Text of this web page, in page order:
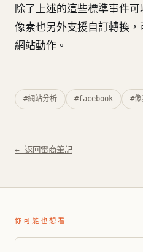
除了上述的這些標準事件
像素也另外支援自訂轉換
網站動作。
#網站分析 #facebook #像
← 返回電商筆記
你可能也想看